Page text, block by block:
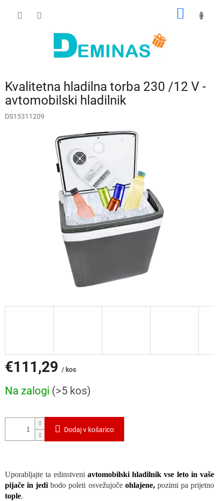
Kvalitetna hladilna torba 230 /12 V -
avtomobilski hladilnik
DS15311209
€111,29 / kos
mere:
Na zalogi (>5 kos)
Dodaj v košarico
Uporabljajte ta edinstveni avtomobilski hladilnik vse leto in vaše
pijače in jedibodo poleti osvežujoče ohlajene, pozimi pa prijetno
tople.